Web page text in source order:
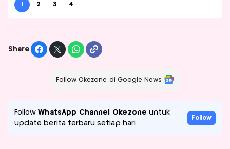
1 2 3 4
Share
Follow Okezone di Google News
FollowWhatsApp Channel Okezone untuk
update berita terbaru setiap hari
Follow